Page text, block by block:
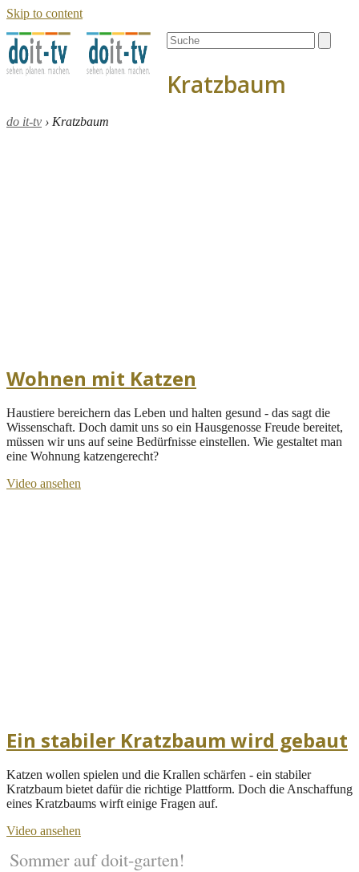
Skip to content
Open
mobile
Close
mobile
Search
Kratzbaum
do it-tv › Kratzbaum
Wohnen mit Katzen
Haustiere bereichern das Leben und halten gesund - das sagt die
Wissenschaft. Doch damit uns so ein Hausgenosse Freude bereitet,
müssen wir uns auf seine Bedürfnisse einstellen. Wie gestaltet man
eine Wohnung katzengerecht?
Video ansehen
Ein stabiler Kratzbaum wird gebaut
Katzen wollen spielen und die Krallen schärfen - ein stabiler
Kratzbaum bietet dafür die richtige Plattform. Doch die Anschaffung
eines Kratzbaums wirft einige Fragen auf.
Video ansehen
Sommer auf doit-garten!